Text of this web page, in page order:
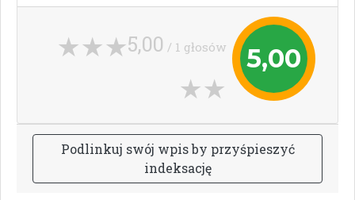
5,00
5,00 / 1 głosów
Podlinkuj swój wpisby przyśpieszyć
indeksację